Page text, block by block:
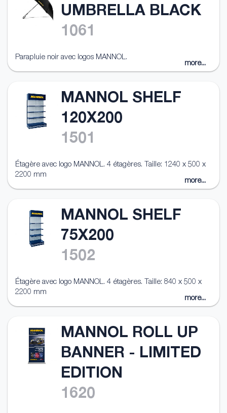
UMBRELLA BLACK
1061
Parapluie noir avec logos MANNOL.
more...
MANNOL SHELF
120X200
1501
Étagère avec logo MANNOL. 4 étagères. Taille: 1240 x 500 x
2200 mm
more...
MANNOL SHELF
75X200
1502
Étagère avec logo MANNOL. 4 étagères. Taille: 840 x 500 x
2200 mm
more...
MANNOL ROLL UP
BANNER - LIMITED
EDITION
1620